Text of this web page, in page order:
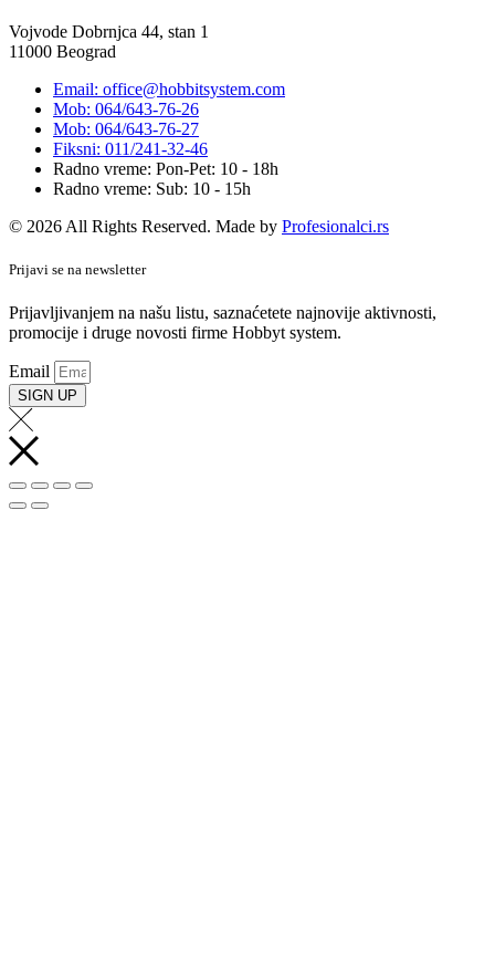
Vojvode Dobrnjca 44, stan 1
11000 Beograd
Email: office@hobbitsystem.com
Mob: 064/643-76-26
Mob: 064/643-76-27
Fiksni: 011/241-32-46
Radno vreme: Pon-Pet: 10 - 18h
Radno vreme: Sub: 10 - 15h
© 2026 All Rights Reserved. Made by Profesionalci.rs
Prijavi se na newsletter
Prijavljivanjem na našu listu, saznaćetete najnovije aktivnosti,
promocije i druge novosti firme Hobbyt system.
Email
SIGN UP